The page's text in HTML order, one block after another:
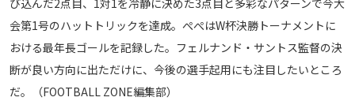
び込んだ2点目、1対1を冷静に決めた3点目と多彩なパターンで今大
会第1号のハットトリックを達成。ぺぺはW杯決勝トーナメントに
おける最年長ゴールを記録した。フェルナンド・サントス監督の決
断が良い方向に出ただけに、今後の選手起用にも注目したいところ
だ。（FOOTBALL ZONE編集部）